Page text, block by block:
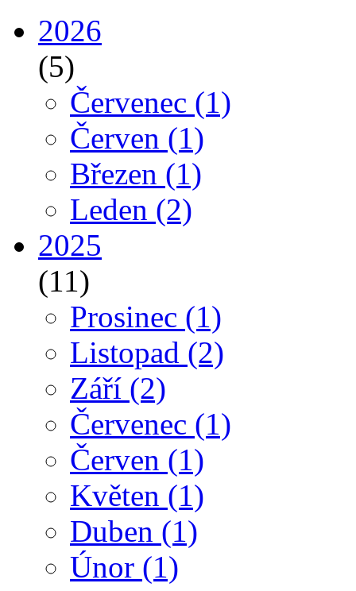
2026
(5)
Červenec (1)
Červen (1)
Březen (1)
Leden (2)
2025
(11)
Prosinec (1)
Listopad (2)
Září (2)
Červenec (1)
Červen (1)
Květen (1)
Duben (1)
Únor (1)